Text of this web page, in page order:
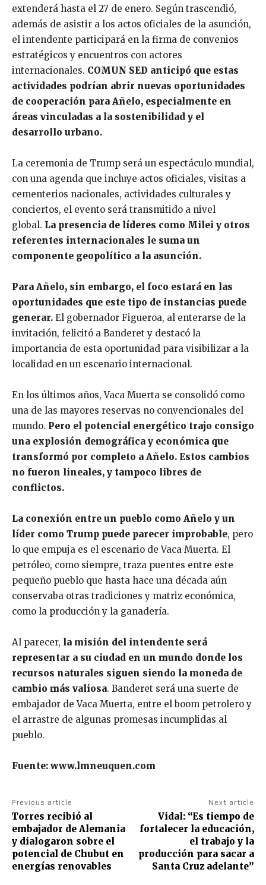
extenderá hasta el 27 de enero. Según trascendió,
además de asistir a los actos oficiales de la asunción,
el intendente participará en la firma de convenios
estratégicos y encuentros con actores
internacionales. COMUN SED anticipó que estas
actividades podrían abrir nuevas oportunidades
de cooperación para Añelo, especialmente en
áreas vinculadas a la sostenibilidad y el
desarrollo urbano.
La ceremonia de Trump será un espectáculo mundial,
con una agenda que incluye actos oficiales, visitas a
cementerios nacionales, actividades culturales y
conciertos, el evento será transmitido a nivel
global. La presencia de líderes como Milei y otros
referentes internacionales le suma un
componente geopolítico a la asunción.
Para Añelo, sin embargo, el foco estará en las
oportunidades que este tipo de instancias puede
generar. El gobernador Figueroa, al enterarse de la
invitación, felicitó a Banderet y destacó la
importancia de esta oportunidad para visibilizar a la
localidad en un escenario internacional.
En los últimos años, Vaca Muerta se consolidó como
una de las mayores reservas no convencionales del
mundo. Pero el potencial energético trajo consigo
una explosión demográfica y económica que
transformó por completo a Añelo. Estos cambios
no fueron lineales, y tampoco libres de
conflictos.
La conexión entre un pueblo como Añelo y un
líder como Trump puede parecer improbable, pero
lo que empuja es el escenario de Vaca Muerta. El
petróleo, como siempre, traza puentes entre este
pequeño pueblo que hasta hace una década aún
conservaba otras tradiciones y matriz económica,
como la producción y la ganadería.
Al parecer, la misión del intendente será
representar a su ciudad en un mundo donde los
recursos naturales siguen siendo la moneda de
cambio más valiosa. Banderet será una suerte de
embajador de Vaca Muerta, entre el boom petrolero y
el arrastre de algunas promesas incumplidas al
pueblo.
Fuente: www.lmneuquen.com
Previous article
Torres recibió al
embajador de Alemania
y dialogaron sobre el
potencial de Chubut en
energías renovables
Next article
Vidal: “Es tiempo de
fortalecer la educación,
el trabajo y la
producción para sacar a
Santa Cruz adelante”